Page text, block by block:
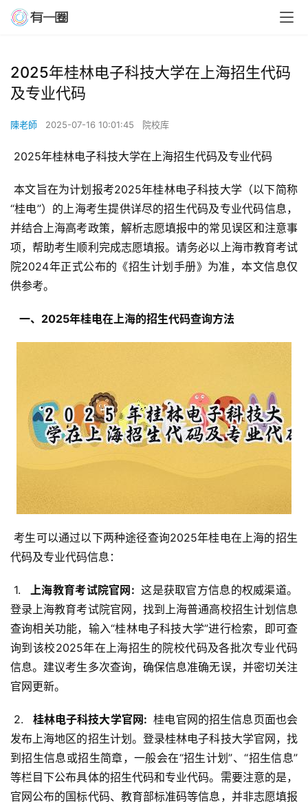
2025年桂林电子科技大学在上海招生代码
及专业代码
陳老師 2025-07-16 10:01:45 院校库
2025年桂林电子科技大学在上海招生代码及专业代码
本文旨在为计划报考2025年桂林电子科技大学（以下简称
“桂电”）的上海考生提供详尽的招生代码及专业代码信息，
并结合上海高考政策，解析志愿填报中的常见误区和注意事
项，帮助考生顺利完成志愿填报。请务必以上海市教育考试
院2024年正式公布的《招生计划手册》为准，本文信息仅
供参考。
  一、2025年桂电在上海的招生代码查询方法
考生可以通过以下两种途径查询2025年桂电在上海的招生
代码及专业代码信息：
1.
  上海教育考试院官网:
这是获取官方信息的权威渠道。
登录上海教育考试院官网，找到上海普通高校招生计划信息
查询相关功能，输入“桂林电子科技大学”进行检索，即可查
询到该校2025年在上海招生的院校代码及各批次专业代码
信息。建议考生多次查询，确保信息准确无误，并密切关注
官网更新。
2.
  桂林电子科技大学官网:
桂电官网的招生信息页面也会
发布上海地区的招生计划。登录桂林电子科技大学官网，找
到招生信息或招生简章，一般会在“招生计划”、“招生信息”
等栏目下公布具体的招生代码和专业代码。需要注意的是，
官网公布的国标代码、教育部标准码等信息，并非志愿填报